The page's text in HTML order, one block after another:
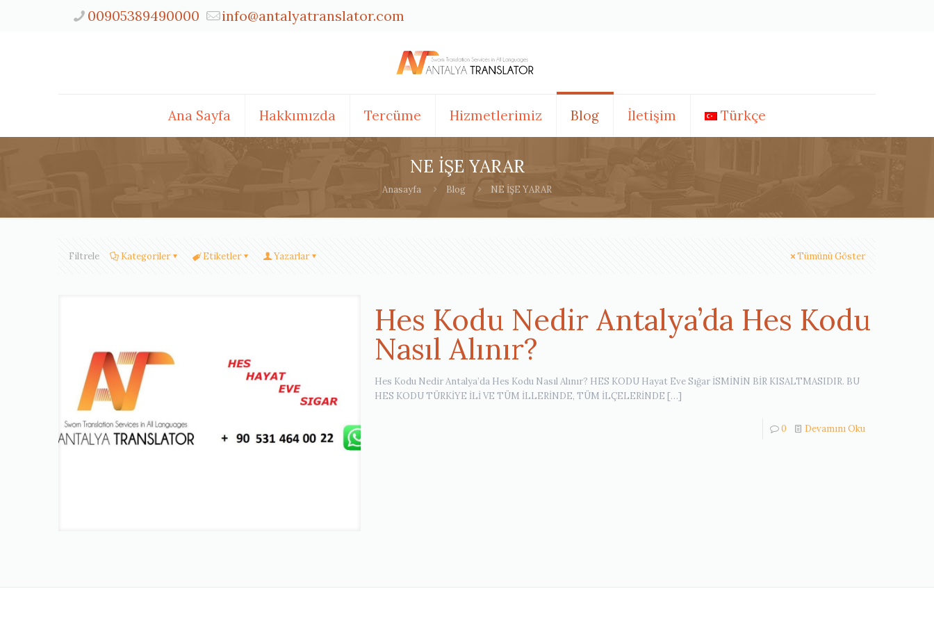
00905389490000 info@antalyatranslator.com
Ana Sayfa Hakkımızda Tercüme Hizmetlerimiz Blog İletişim Türkçe
NE İŞE YARAR
Anasayfa Blog NE İŞE YARAR
Filtrele Kategoriler Etiketler Yazarlar Tümünü Göster
Hes Kodu Nedir Antalya’da Hes Kodu
Nasıl Alınır?
Hes Kodu Nedir Antalya’da Hes Kodu Nasıl Alınır? HES KODU Hayat Eve Sığar İSMİNİN BİR KISALTMASIDIR. BU
HES KODU TÜRKİYE İLİ VE TÜM İLLERİNDE, TÜM İLÇELERİNDE […]
0 Devamını Oku